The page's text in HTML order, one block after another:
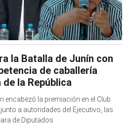
la Batalla de Junín con
de caballería
la República
encabezó la premiación en el Club
a autoridades del Ejecutivo, las
de Diputados